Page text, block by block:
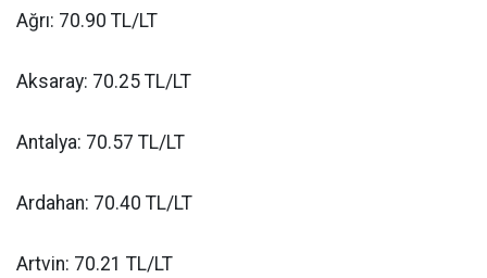
Ağrı: 70.90 TL/LT
Aksaray: 70.25 TL/LT
Antalya: 70.57 TL/LT
Ardahan: 70.40 TL/LT
Artvin: 70.21 TL/LT